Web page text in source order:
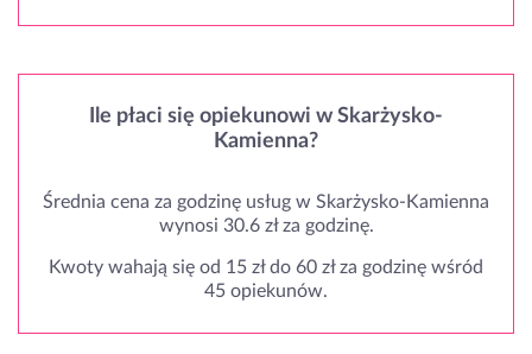
Ile płaci się opiekunowi w Skarżysko-
Kamienna?
Średnia cena za godzinę usług w Skarżysko-Kamienna
wynosi 30.6 zł za godzinę.
Kwoty wahają się od 15 zł do 60 zł za godzinę wśród
45 opiekunów.